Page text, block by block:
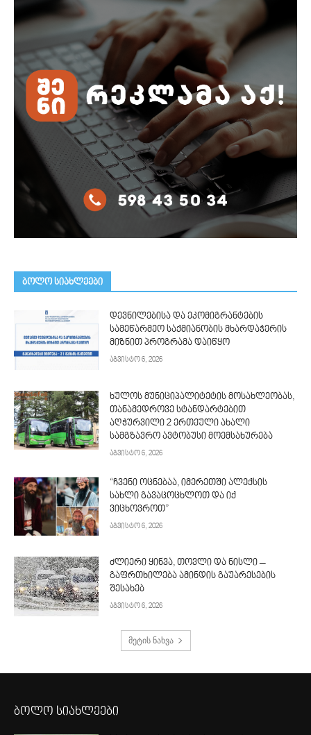
ᲑᲝᲚᲝ ᲡᲘᲐᲮᲚᲔᲔᲑᲘ
დევნილებისა და ეკომიგრანტების
სამეწარმეო საქმიანობის მხარდაჭერის
მიზნით პროგრამა დაიწყო
აგვისტო 6, 2026
ხულოს მუნიციპალიტეტის მოსახლეობას,
თანამედროვე სტანდარტებით
აღჭურვილი 2 ერთეული ახალი
სამგზავრო ავტობუსი მოემსახურება
აგვისტო 6, 2026
“ჩვენი ოცნებაა, იმერეთში ალექსის
სახლი გავაცოცხლოთ და იქ
ვიცხოვროთ”
აგვისტო 6, 2026
ძლიერი ყინვა, თოვლი და ნისლი –
გაფრთხილება ამინდის გაუარესების
შესახებ
აგვისტო 6, 2026
მეტის ნახვა
ბოლო სიახლეები